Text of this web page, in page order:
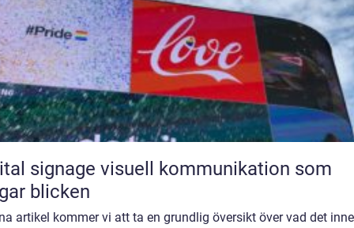
visuell kommunikation som
blicken
artikel kommer vi att ta en grundlig översikt över vad det